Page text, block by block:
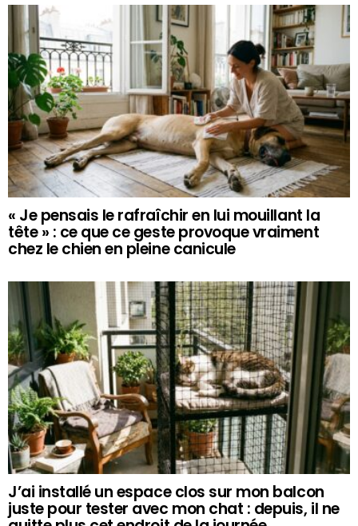
« Je pensais le rafraîchir en lui mouillant la
tête » : ce que ce geste provoque vraiment
chez le chien en pleine canicule
J’ai installé un espace clos sur mon balcon
juste pour tester avec mon chat : depuis, il ne